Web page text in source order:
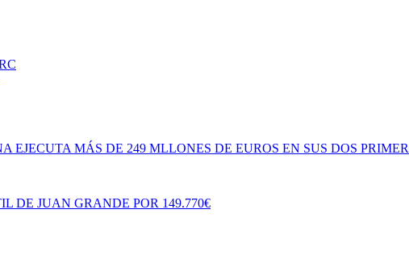
MÁS DE 249 MLLONES DE EUROS EN SUS DOS
DE JUAN GRANDE POR 149.770€